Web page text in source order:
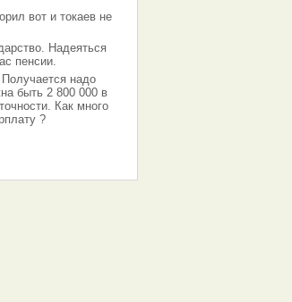
вот и токаев не
Надеяться
пенсии.
надо
быть 2 800 000 в
Как много
?